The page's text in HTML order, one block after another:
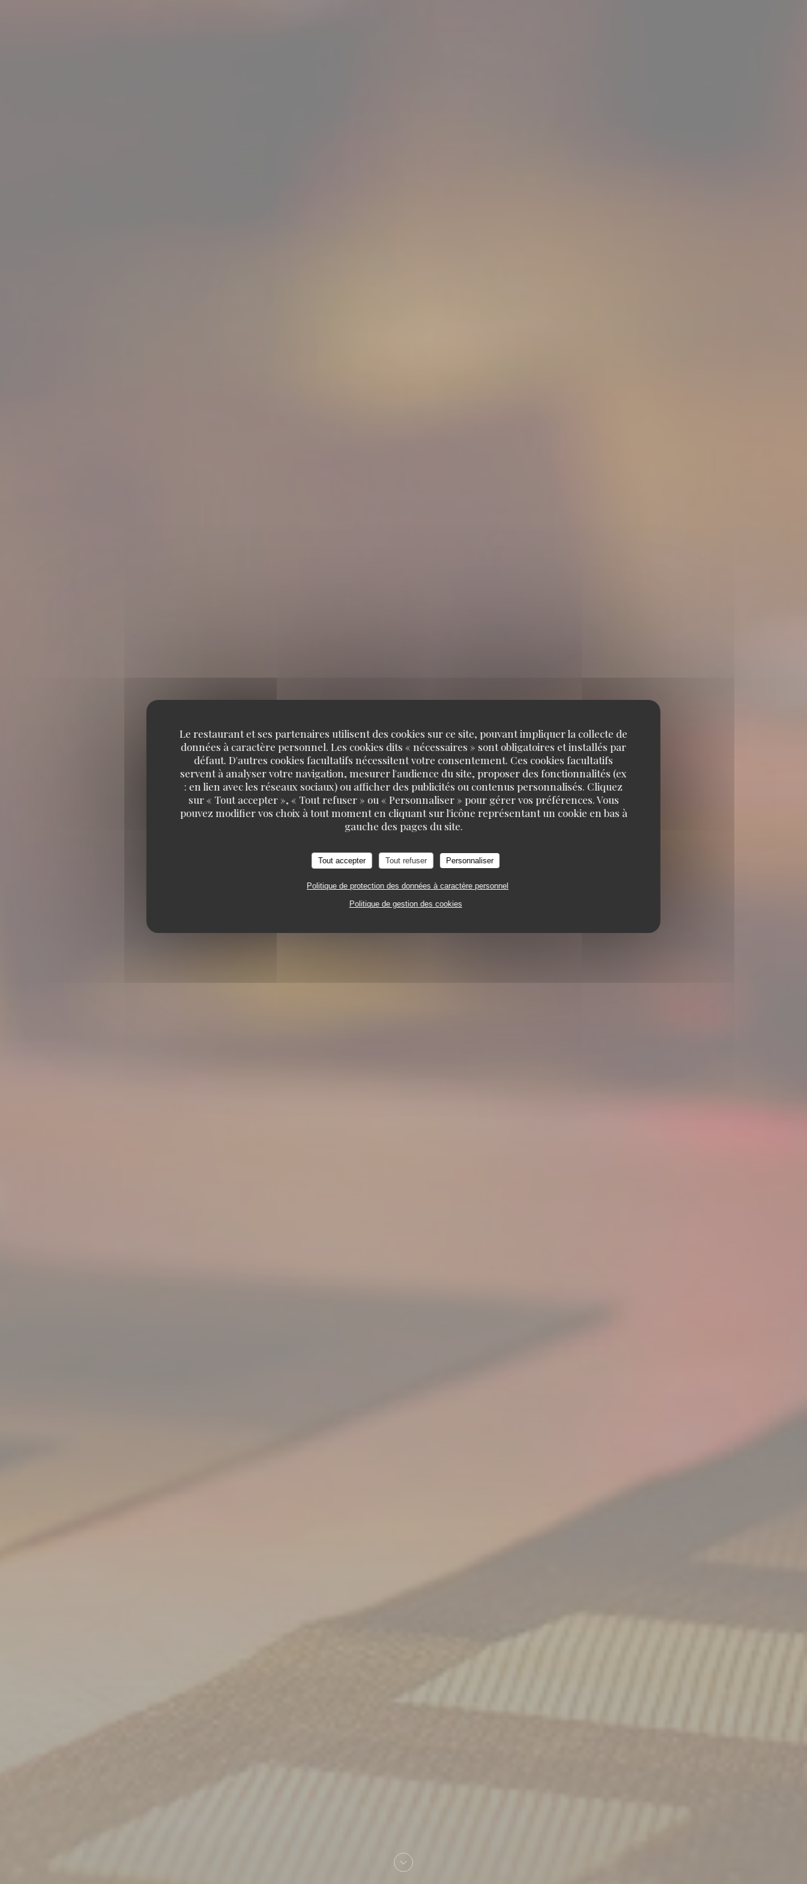
Le restaurant et ses partenaires utilisent des cookies sur ce site, pouvant impliquer la collecte de
données à caractère personnel. Les cookies dits « nécessaires » sont obligatoires et installés par
défaut. D'autres cookies facultatifs nécessitent votre consentement. Ces cookies facultatifs
servent à analyser votre navigation, mesurer l'audience du site, proposer des fonctionnalités (ex
: en lien avec les réseaux sociaux) ou afficher des publicités ou contenus personnalisés. Cliquez
sur « Tout accepter », « Tout refuser » ou « Personnaliser » pour gérer vos préférences. Vous
pouvez modifier vos choix à tout moment en cliquant sur l'icône représentant un cookie en bas à
gauche des pages du site.
Tout accepter Tout refuser Personnaliser
Politique de protection des données à caractère personnel
Politique de gestion des cookies
RESTAURANT MÉDITERRANÉEN 15 RUE PATRON RAVELLO 83980 LE LAVANDOU